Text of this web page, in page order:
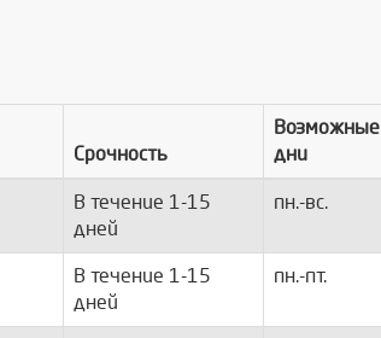
Срочность
Возможные
дни
В течение 1-15
дней
пн.-вс.
В течение 1-15
дней
пн.-пт.